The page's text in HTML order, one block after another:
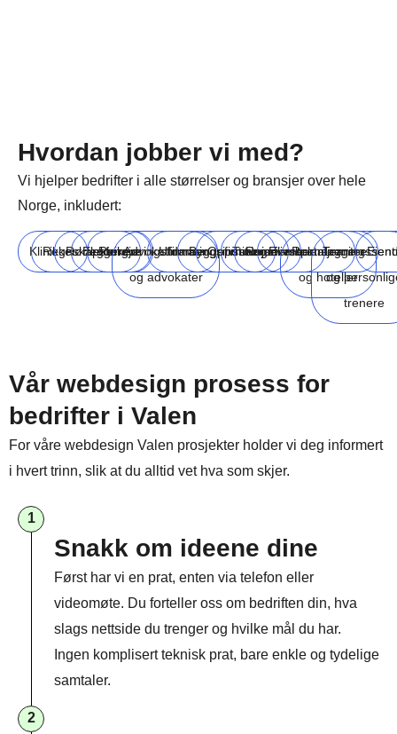
Hvordan jobber vi med?
Vi hjelper bedrifter i alle størrelser og bransjer over hele
Norge, inkludert:
Klinikker
Regnskapsførere
Rørleggere
Elektrikere
Rengjøringsfirmaer
Advokatfirmaer
og advokater
Utdanningsinstitusjoner
Byggefirmaer
Oppussingsfirmaer
Turisme
Reiselivsbransjen
Eventplanleggere
Restauranter
og hoteller
og
trenere
Vår webdesign prosess for
bedrifter i Valen
For våre webdesign Valen prosjekter holder vi deg informert
i hvert trinn, slik at du alltid vet hva som skjer.
1
Snakk om ideene dine
Først har vi en prat, enten via telefon eller
videomøte. Du forteller oss om bedriften din, hva
slags nettside du trenger og hvilke mål du har.
Ingen komplisert teknisk prat, bare enkle og tydelige
samtaler.
2